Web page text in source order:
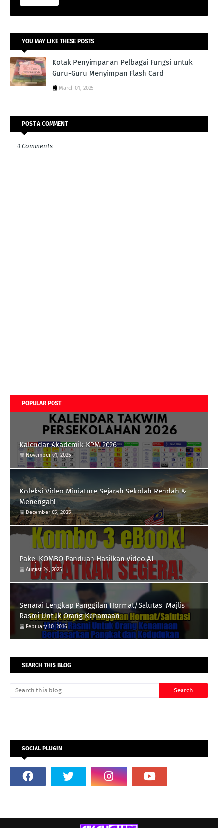
YOU MAY LIKE THESE POSTS
Kotak Penyimpanan Pelbagai Fungsi untuk
Guru-Guru Menyimpan Flash Card
March 01, 2025
POST A COMMENT
0 Comments
POPULAR POST
Kalendar Akademik KPM 2026
November 01, 2025
Koleksi Video Miniature Sejarah Sekolah Rendah &
Menengah!
December 05, 2025
Pakej KOMBO Panduan Hasilkan Video AI
August 24, 2025
Senarai Lengkap Panggilan Hormat/Salutasi Majlis
Rasmi Untuk Orang Kenamaan
February 10, 2016
SEARCH THIS BLOG
SOCIAL PLUGIN